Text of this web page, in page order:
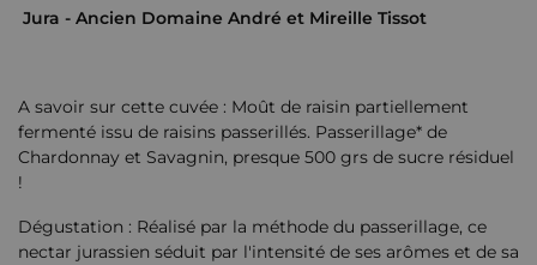
Jura - Ancien Domaine André et Mireille Tissot
A savoir sur cette cuvée : Moût de raisin partiellement
fermenté issu de raisins passerillés. Passerillage* de
Chardonnay et Savagnin, presque 500 grs de sucre résiduel
!
Dégustation : Réalisé par la méthode du passerillage, ce
nectar jurassien séduit par l'intensité de ses arômes et de sa